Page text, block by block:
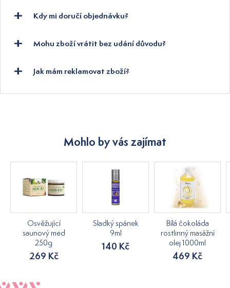
Kdy mi doručí objednávku?
Mohu zboží vrátit bez udání důvodu?
Jak mám reklamovat zboží?
Mohlo by vás zajímat
Osvěžující
saunový med
250g
269 Kč
Sladký spánek
9ml
140 Kč
Bílá čokoláda
rostlinný masážní
olej 1000ml
469 Kč